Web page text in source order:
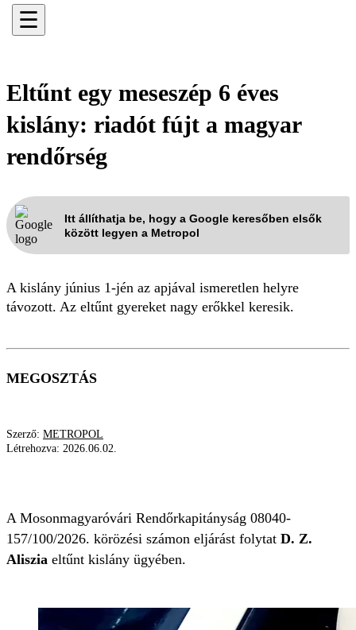
☰
Eltűnt egy meseszép 6 éves
kislány: riadót fújt a magyar
rendőrség
Itt állíthatja be, hogy a Google keresőben elsők
között legyen a Metropol
A kislány június 1-jén az apjával ismeretlen helyre
távozott. Az eltűnt gyereket nagy erőkkel keresik.
MEGOSZTÁS
Szerző: METROPOL
Létrehozva: 2026.06.02.
A Mosonmagyaróvári Rendőrkapitányság 08040-
157/100/2026. körözési számon eljárást folytat D. Z.
Aliszia eltűnt kislány ügyében.